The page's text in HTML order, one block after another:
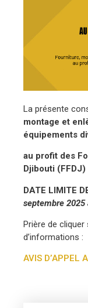
La présente
montage et
équipements
au profit des
Djibouti (FFDJ)
DATE LIMITE
septembre 2025
Prière de
d’informations :
AVIS D’APPEL